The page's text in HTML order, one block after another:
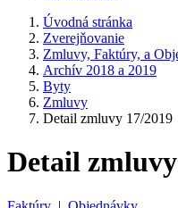
Úvodná stránka
Zverejňovanie
Zmluvy, Faktúry, a
Archív 2018 a 2019
Byty
Zmluvy
Detail zmluvy 17/2019
Detail